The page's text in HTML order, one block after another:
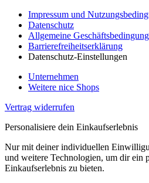
Impressum und
Datenschutz
Allgemeine
Barrierefreiheitserklärung
Datenschutz-Einstellungen
Unternehmen
Weitere nice Shops
Vertrag widerrufen
Personalisiere dein Einkaufserlebnis
Nur mit deiner individuellen
und weitere Technologien, um dir ein
Einkaufserlebnis zu bieten.